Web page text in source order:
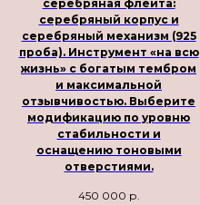
серебряная флейта:
серебряный корпус и
серебряный механизм (925
проба). Инструмент «на всю
жизнь» с богатым тембром
и максимальной
отзывчивостью. Выберите
модификацию по уровню
стабильности и
оснащению тоновыми
отверстиями.
450 000 р.